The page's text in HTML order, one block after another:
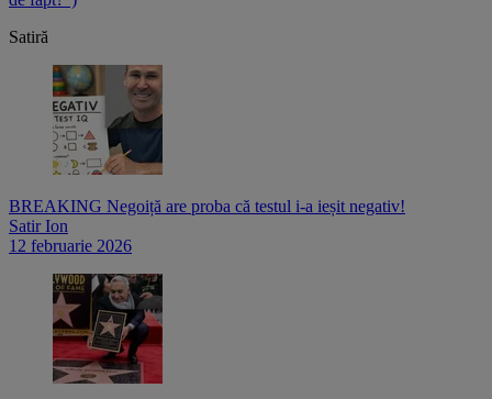
Satiră
BREAKING Negoiță are proba că testul i-a ieșit negativ!
Satir Ion
12 februarie 2026